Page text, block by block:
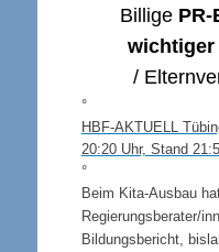
Billige
wichtiger
/
°
HBF-AKTUELL
20:20 Uhr, Stand
°
Beim Kita-Ausbau
Regierungsberater/
Bildungsbericht,